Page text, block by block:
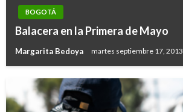
BOGOTÁ
Balacera en la Primera de Mayo
Margarita Bedoya martes septiembre 17, 2013